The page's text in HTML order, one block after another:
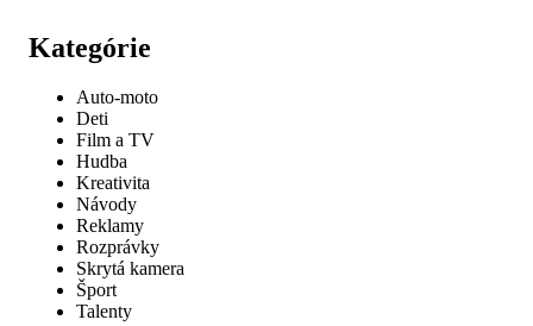
Kategórie
Auto-moto
Deti
Film a TV
Hudba
Kreativita
Návody
Reklamy
Rozprávky
Skrytá kamera
Šport
Talenty